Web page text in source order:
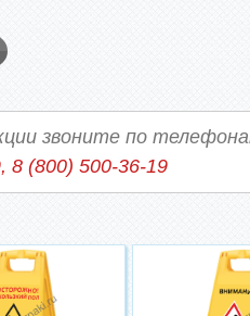
звоните по
8 (800) 500-36-19